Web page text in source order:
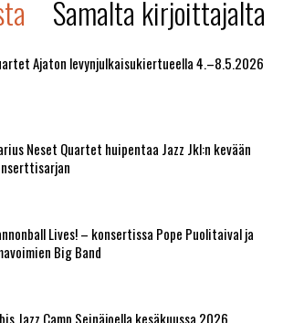
Samalta kirjoittajalta
Ajaton levynjulkaisukiertueella 4.–8.5.2026
Neset Quartet huipentaa Jazz Jkl:n kevään
Lives! – konsertissa Pope Puolitaival ja
Big Band
Jazz Camp Seinäjoella kesäkuussa 2026